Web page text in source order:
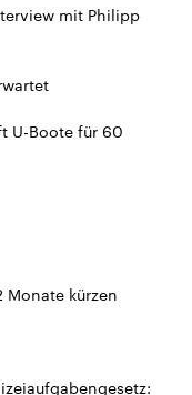
mit Philipp
U-Boote für 60
Monate kürzen